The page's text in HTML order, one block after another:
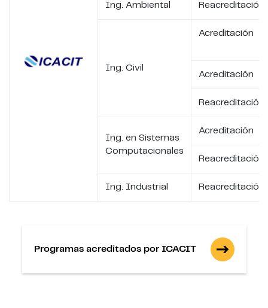
Ing. Ambiental Reacreditación
Ing. Civil
Acreditación
Acreditación
Reacreditación
Ing. en Sistemas
Computacionales
Acreditación
Reacreditación
Ing. Industrial Reacreditación
Programas acreditados por ICACIT